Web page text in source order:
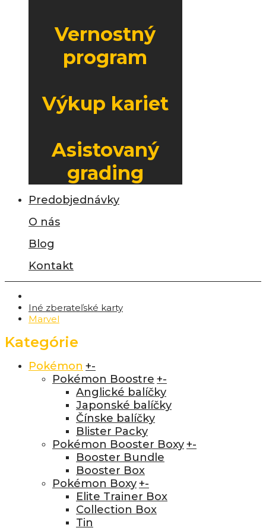
Vernostný
program
Výkup kariet
Asistovaný
grading
Predobjednávky
O nás
Blog
Kontakt
Iné zberateľské karty
Marvel
Kategórie
Pokémon +-
Pokémon Boostre +-
Anglické balíčky
Japonské balíčky
Čínske balíčky
Blister Packy
Pokémon Booster Boxy+-
Booster Bundle
Booster Box
Pokémon Boxy+-
Elite Trainer Box
Collection Box
Tin